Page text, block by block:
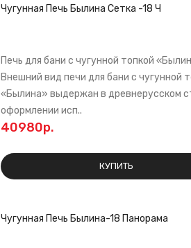
Чугунная Печь Былина Сетка -18 Ч
Печь для бани с чугунной топкой
Внешний вид печи для бани с чугунной
«Былина» выдержан в древнерусском
оформлении исп..
40980р.
КУПИТЬ
Чугунная Печь Былина-18 Панорама